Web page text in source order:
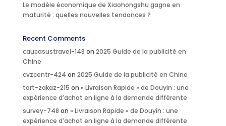
Le modèle économique de Xiaohongshu gagne en
maturité : quelles nouvelles tendances ?
Recent Comments
caucasustravel-143 on 2025 Guide de la publicité en
Chine
cvzcentr-424 on 2025 Guide de la publicité en Chine
tort-zakaz-215 on « Livraison Rapide » de Douyin : une
expérience d’achat en ligne à la demande différente
survey-748 on « Livraison Rapide » de Douyin : une
expérience d’achat en ligne à la demande différente